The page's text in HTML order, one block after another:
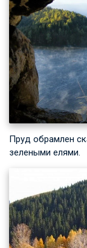
Пруд обрамлен
зелеными елями.